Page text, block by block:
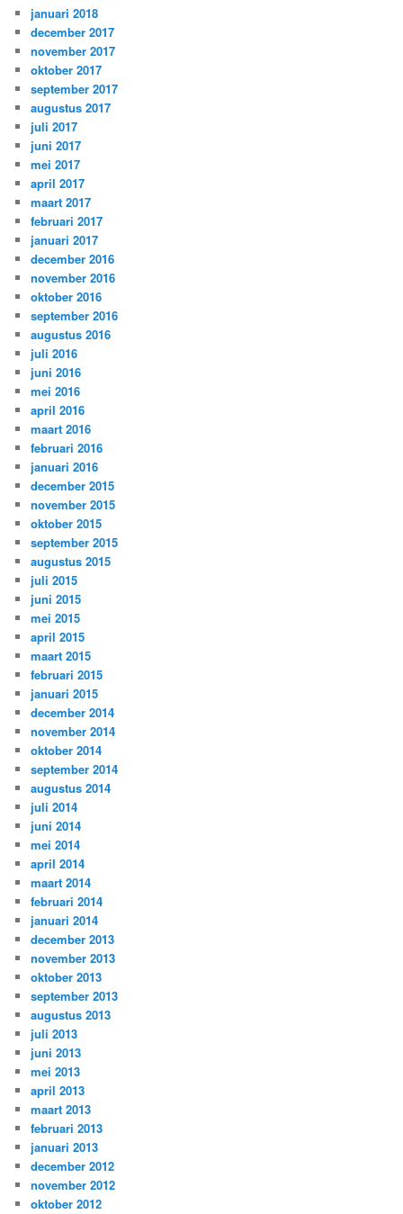
januari 2018
december 2017
november 2017
oktober 2017
september 2017
augustus 2017
juli 2017
juni 2017
mei 2017
april 2017
maart 2017
februari 2017
januari 2017
december 2016
november 2016
oktober 2016
september 2016
augustus 2016
juli 2016
juni 2016
mei 2016
april 2016
maart 2016
februari 2016
januari 2016
december 2015
november 2015
oktober 2015
september 2015
augustus 2015
juli 2015
juni 2015
mei 2015
april 2015
maart 2015
februari 2015
januari 2015
december 2014
november 2014
oktober 2014
september 2014
augustus 2014
juli 2014
juni 2014
mei 2014
april 2014
maart 2014
februari 2014
januari 2014
december 2013
november 2013
oktober 2013
september 2013
augustus 2013
juli 2013
juni 2013
mei 2013
april 2013
maart 2013
februari 2013
januari 2013
december 2012
november 2012
oktober 2012